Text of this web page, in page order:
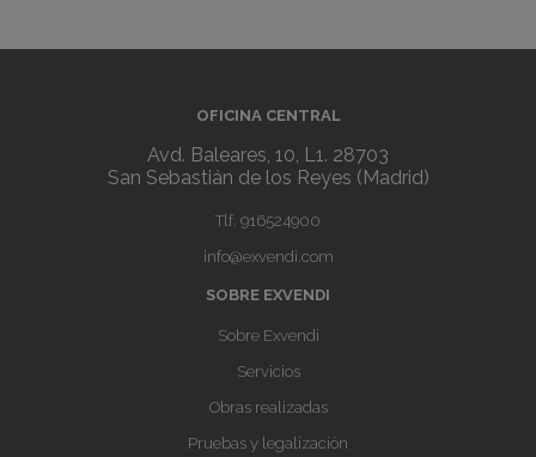
OFICINA CENTRAL
Avd. Baleares, 10, L1. 28703
San Sebastián de los Reyes (Madrid)
Tlf. 916524900
info@exvendi.com
SOBRE EXVENDI
Sobre Exvendi
Servicios
Obras realizadas
Pruebas y legalización